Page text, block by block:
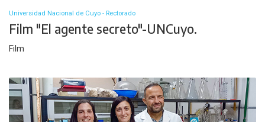
Universidad Nacional de Cuyo - Rectorado
Film "El agente secreto"-UNCuyo.
Film